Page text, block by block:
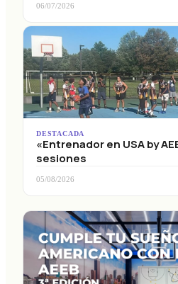
06/07/2026
DESTACADA
«Entrenador en USA by
sesiones
05/08/2026